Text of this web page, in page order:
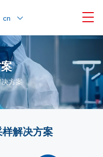
cn 
方案
解决方案